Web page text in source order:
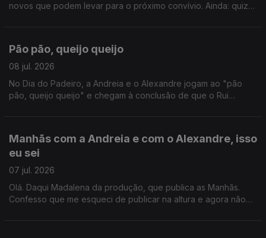
novos que podem levar para o próximo convívio. Ainda: quiz
Pão pão, queijo queijo
08 jul. 2026
No Dia do Padeiro, a Andreia e o Alexandre jogam ao "pão
pão, queijo queijo" e chegam à conclusão de que o Rui
Manhãs com a Andreia e com o Alexandre, isso
eu sei
07 jul. 2026
Olá. Daqui Madalena da produção, que publica as Manhãs.
Confesso que me esqueci de publicar na altura e agora não